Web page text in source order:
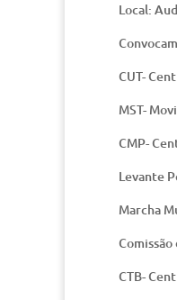
Local:
CUT-
MST-
CMP-
Levante
Marcha
Comissão
CTB-